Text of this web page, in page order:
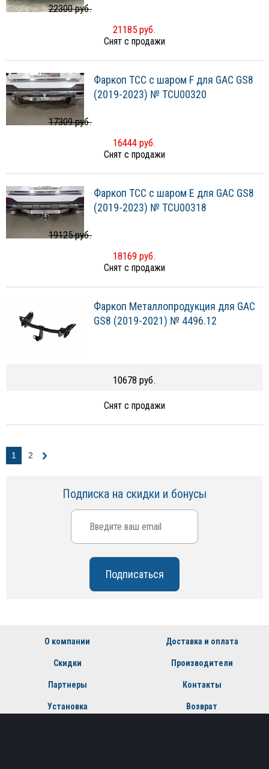
22300 руб.
21185 руб.
Снят с продажи
Фаркоп ТСС с шаром F для GAC GS8
(2019-2023) № TCU00320
17309 руб.
16444 руб.
Снят с продажи
Фаркоп ТСС с шаром E для GAC GS8
(2019-2023) № TCU00318
19125 руб.
18169 руб.
Снят с продажи
Фаркоп Металлопродукция для GAC
GS8 (2019-2021) № 4496.12
10678 руб.
Снят с продажи
1 2
Подписка на скидки и бонусы
О компании Доставка и оплата
Скидки Производители
Партнеры Контакты
Установка Возврат